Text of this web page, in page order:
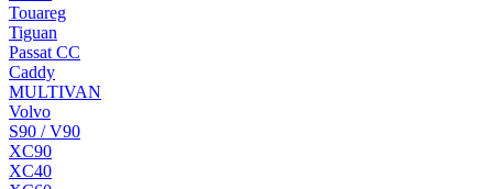
Touareg
Tiguan
Passat CC
Caddy
MULTIVAN
Volvo
S90 / V90
XC90
XC40